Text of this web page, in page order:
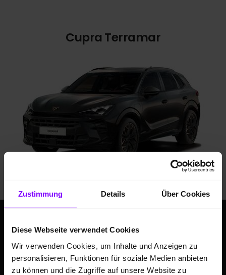
Zustimmung Details Über Cookies
Diese Webseite verwendet Cookies
Wir verwenden Cookies, um Inhalte und Anzeigen zu
personalisieren, Funktionen für soziale Medien anbieten
zu können und die Zugriffe auf unsere Website zu
Cupra Terramar